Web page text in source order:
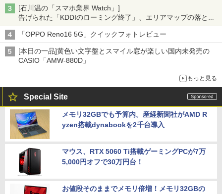
[石川温の「スマホ業界 Watch」]
告げられた「KDDIのローミング終了」、エリアマップの落とし
穴と楽天モバイルの課題
「OPPO Reno16 5G」クイックフォトレビュー
[本日の一品]黄色い文字盤とスマイル窓が楽しい国内未発売の
CASIO「AMW-880D」
もっと見る
Special Site
メモリ32GBでも予算内。産経新聞社がAMD R
yzen搭載dynabookを2千台導入
マウス、RTX 5060 Ti搭載ゲーミングPCが7万
5,000円オフで30万円台！
お値段そのままでメモリ倍増！メモリ32GBの